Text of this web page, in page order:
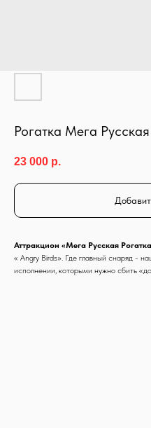
Рогатка Мега Русская
23 000 р.
Аттракцион «Мега Русская
« Angry Birds». Где главный снаряд -
исполнении, которыми нужно сбить